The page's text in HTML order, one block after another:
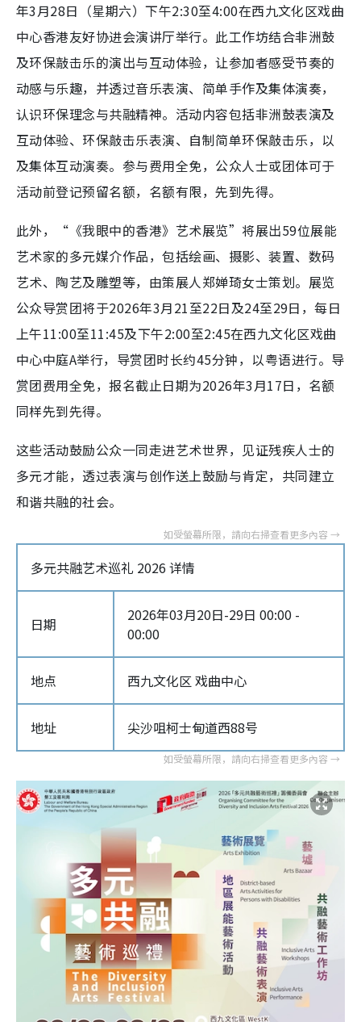
年3月28日（星期六）下午2:30至4:00在西九文化区戏曲
中心香港友好协进会演讲厅举行。此工作坊结合非洲鼓
及环保敲击乐的演出与互动体验，让参加者感受节奏的
动感与乐趣，并透过音乐表演、简单手作及集体演奏，
认识环保理念与共融精神。活动内容包括非洲鼓表演及
互动体验、环保敲击乐表演、自制简单环保敲击乐，以
及集体互动演奏。参与费用全免，公众人士或团体可于
活动前登记预留名额，名额有限，先到先得。
此外，“《我眼中的香港》艺术展览”将展出59位展能
艺术家的多元媒介作品，包括绘画、摄影、装置、数码
艺术、陶艺及雕塑等，由策展人郑婵琦女士策划。展览
公众导赏团将于2026年3月21至22日及24至29日，每日
上午11:00至11:45及下午2:00至2:45在西九文化区戏曲
中心中庭A举行，导赏团时长约45分钟，以粤语进行。导
赏团费用全免，报名截止日期为2026年3月17日，名额
同样先到先得。
这些活动鼓励公众一同走进艺术世界，见证残疾人士的
多元才能，透过表演与创作送上鼓励与肯定，共同建立
和谐共融的社会。
多元共融艺术巡礼 2026 详情
日期
2026年03月20日-29日 00:00 -
00:00
地点 西九文化区 戏曲中心
地址 尖沙咀柯士甸道西88号